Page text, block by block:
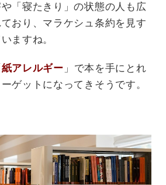
「寝たきり」の状態の人も広
おり、マラケシュ条約を見す
ますね。
紙アレルギー 」で本を手にとれ
ゲットになってきそうです。